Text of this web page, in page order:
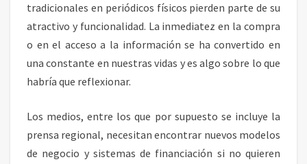
tradicionales en periódicos físicos pierden parte de su
atractivo y funcionalidad. La inmediatez en la compra
o en el acceso a la información se ha convertido en
una constante en nuestras vidas y es algo sobre lo que
habría que reflexionar.
Los medios, entre los que por supuesto se incluye la
prensa regional, necesitan encontrar nuevos modelos
de negocio y sistemas de financiación si no quieren